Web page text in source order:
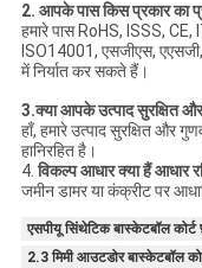
2. आपके पास किस प्रकार का
हमारे पास RoHS, ISSS,
ISO14001, एसजीएस, एएसजी,
में निर्यात कर सकते हैं।
3.क्या आपके उत्पाद सुरक्षित
हाँ, हमारे उत्पाद सुरक्षित और
हानिरहित है।
4.विकल्प आधार क्या हैंआधार
जमीन डामर या कंक्रीट पर
एसपीयू सिंथेटिक बास्केटबॉल कोर्ट
2.3 मिमी आउटडोर बास्केटबॉल